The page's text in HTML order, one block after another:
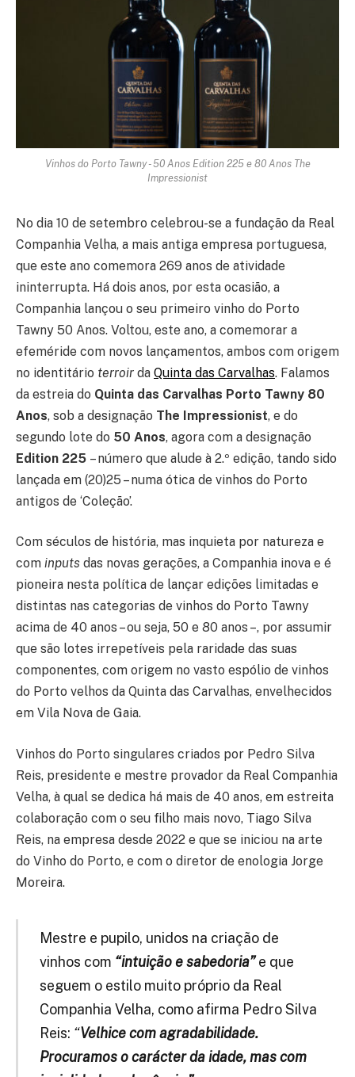
Vinhos do Porto Tawny - 50 Anos Edition 225 e 80 Anos The
Impressionist
No dia 10 de setembro celebrou-se a fundação da Real
Companhia Velha, a mais antiga empresa portuguesa,
que este ano comemora 269 anos de atividade
ininterrupta. Há dois anos, por esta ocasião, a
Companhia lançou o seu primeiro vinho do Porto
Tawny 50 Anos. Voltou, este ano, a comemorar a
efeméride com novos lançamentos, ambos com origem
no identitário terroir da Quinta das Carvalhas. Falamos
da estreia do Quinta das Carvalhas Porto Tawny 80
Anos, sob a designação The Impressionist, e do
segundo lote do 50 Anos, agora com a designação
Edition 225 – número que alude à 2.º edição, tando sido
lançada em (20)25 – numa ótica de vinhos do Porto
antigos de ‘Coleção’.
Com séculos de história, mas inquieta por natureza e
com inputs das novas gerações, a Companhia inova e é
pioneira nesta política de lançar edições limitadas e
distintas nas categorias de vinhos do Porto Tawny
acima de 40 anos – ou seja, 50 e 80 anos –, por assumir
que são lotes irrepetíveis pela raridade das suas
componentes, com origem no vasto espólio de vinhos
do Porto velhos da Quinta das Carvalhas, envelhecidos
em Vila Nova de Gaia.
Vinhos do Porto singulares criados por Pedro Silva
Reis, presidente e mestre provador da Real Companhia
Velha, à qual se dedica há mais de 40 anos, em estreita
colaboração com o seu filho mais novo, Tiago Silva
Reis, na empresa desde 2022 e que se iniciou na arte
do Vinho do Porto, e com o diretor de enologia Jorge
Moreira.
Mestre e pupilo, unidos na criação de
vinhos com “intuição e sabedoria”e que
seguem o estilo muito próprio da Real
Companhia Velha, como afirma Pedro Silva
Reis: “Velhice com agradabilidade.
Procuramos o carácter da idade, mas com